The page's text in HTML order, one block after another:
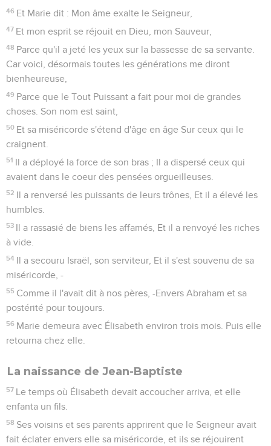
46 Et Marie dit : Mon âme exalte le Seigneur,
47 Et mon esprit se réjouit en Dieu, mon Sauveur,
48 Parce qu'il a jeté les yeux sur la bassesse de sa servante.
Car voici, désormais toutes les générations me diront
bienheureuse,
49 Parce que le Tout Puissant a fait pour moi de grandes
choses. Son nom est saint,
50 Et sa miséricorde s'étend d'âge en âge Sur ceux qui le
craignent.
51 Il a déployé la force de son bras ; Il a dispersé ceux qui
avaient dans le coeur des pensées orgueilleuses.
52 Il a renversé les puissants de leurs trônes, Et il a élevé les
humbles.
53 Il a rassasié de biens les affamés, Et il a renvoyé les riches
à vide.
54 Il a secouru Israël, son serviteur, Et il s'est souvenu de sa
miséricorde, -
55 Comme il l'avait dit à nos pères, -Envers Abraham et sa
postérité pour toujours.
56 Marie demeura avec Élisabeth environ trois mois. Puis elle
retourna chez elle.
La naissance de Jean-Baptiste
57 Le temps où Élisabeth devait accoucher arriva, et elle
enfanta un fils.
58 Ses voisins et ses parents apprirent que le Seigneur avait
fait éclater envers elle sa miséricorde, et ils se réjouirent